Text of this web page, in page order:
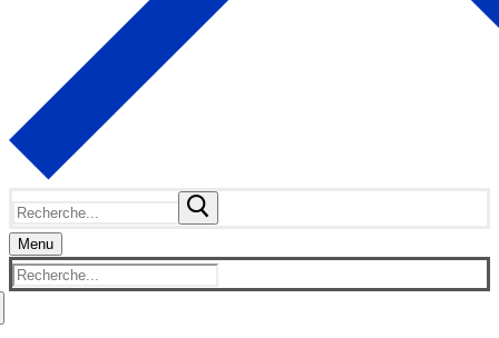
Rechercher
: Menu
Rechercher